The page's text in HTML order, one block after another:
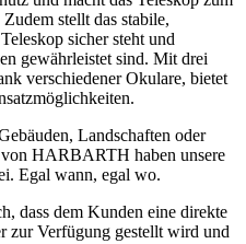
stellt das stabile,
sicher steht und
gewährleistet sind. Mit drei
verschiedener Okulare, bietet
Landschaften oder
HARBARTH haben unsere
Egal wann, egal wo.
dass dem Kunden eine direkte
zur Verfügung gestellt wird und